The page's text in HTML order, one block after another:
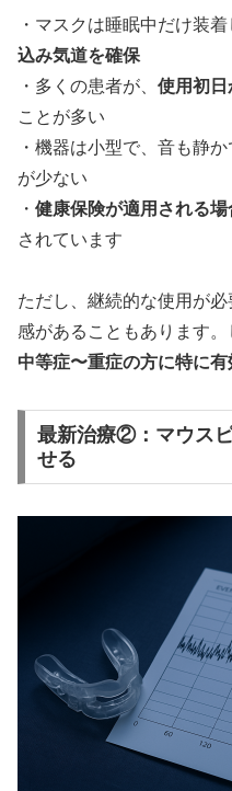
・マスクは睡眠中だけ装着
込み気道を確保
・多くの患者が、 使用初日
ことが多い
・機器は小型で、音も静
が少ない
・ 健康保険が適用される
されています
ただし、継続的な使用が
感があることもあります。
中等症〜重症の方に特に
最新治療②：マウス
せる